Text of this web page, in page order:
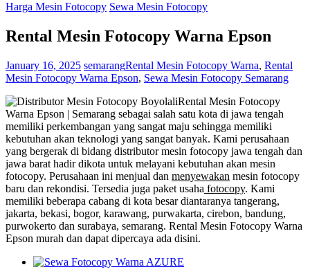
Harga Mesin Fotocopy Sewa Mesin Fotocopy
Rental Mesin Fotocopy Warna Epson
January 16, 2025 semarangRental Mesin Fotocopy Warna, Rental
Mesin Fotocopy Warna Epson, Sewa Mesin Fotocopy Semarang
Rental Mesin Fotocopy
Warna Epson | Semarang sebagai salah satu kota di jawa tengah
memiliki perkembangan yang sangat maju sehingga memiliki
kebutuhan akan teknologi yang sangat banyak. Kami perusahaan
yang bergerak di bidang distributor mesin fotocopy jawa tengah dan
jawa barat hadir dikota untuk melayani kebutuhan akan mesin
fotocopy. Perusahaan ini menjual dan menyewakan mesin fotocopy
baru dan rekondisi. Tersedia juga paket usaha fotocopy. Kami
memiliki beberapa cabang di kota besar diantaranya tangerang,
jakarta, bekasi, bogor, karawang, purwakarta, cirebon, bandung,
purwokerto dan surabaya, semarang. Rental Mesin Fotocopy Warna
Epson murah dan dapat dipercaya ada disini.